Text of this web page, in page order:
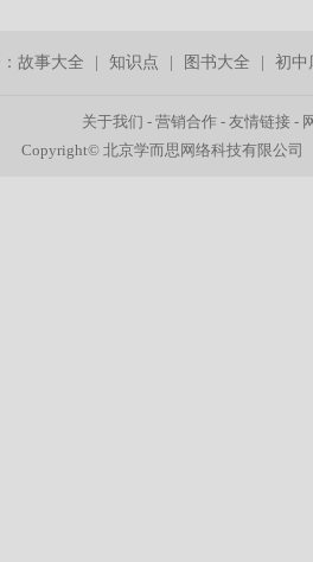
故事大全 |知识点 图书大全 |初中
关于我们 -营销合作 -友情链接 -
Copyright© 北京学而思网络科技有限公司